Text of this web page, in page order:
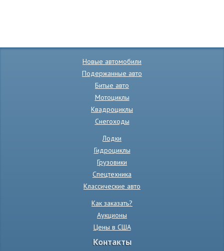
Новые автомобили
Подержанные авто
Битые авто
Мотоциклы
Квадроциклы
Снегоходы
Лодки
Гидроциклы
Грузовики
Спецтехника
Классические авто
Как заказать?
Аукционы
Цены в США
Контакты